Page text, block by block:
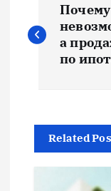
а
г
а
Почему
а
по
Related